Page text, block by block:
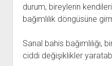
durum, bireylerin
bağımlılık döngüsüne
Sanal bahis bağımlılığı,
ciddi değişiklikler